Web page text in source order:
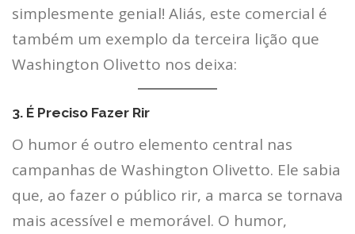
simplesmente genial! Aliás, este comercial é
também um exemplo da terceira lição que
Washington Olivetto nos deixa:
3. É Preciso Fazer Rir
O humor é outro elemento central nas
campanhas de Washington Olivetto. Ele sabia
que, ao fazer o público rir, a marca se tornava
mais acessível e memorável. O humor,